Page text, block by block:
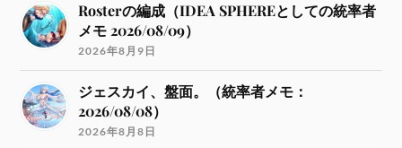
Rosterの編成（IDEA SPHEREとしての統率者
メモ 2026/08/09）
2026年8月9日
ジェスカイ、盤面。（統率者メモ：
2026/08/08）
2026年8月8日